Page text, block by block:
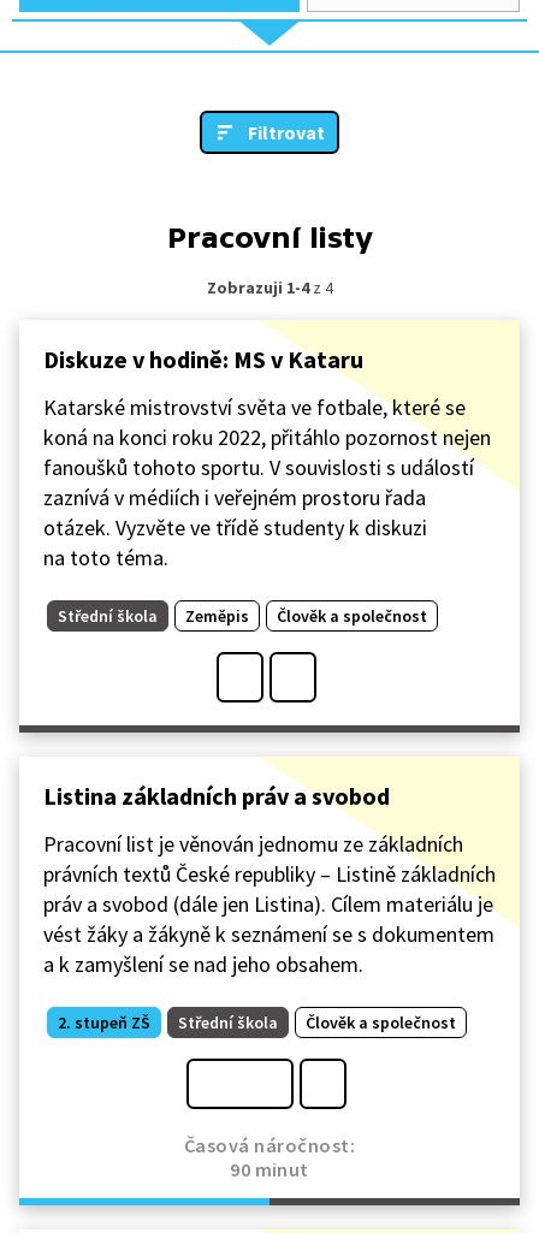
Filtrovat
Pracovní listy
Zobrazuji 1-4z 4
Diskuze v hodině: MS v Kataru
Katarské mistrovství světa ve fotbale, které se
koná na konci roku 2022, přitáhlo pozornost nejen
fanoušků tohoto sportu. V souvislosti s událostí
zaznívá v médiích i veřejném prostoru řada
otázek. Vyzvěte ve třídě studenty k diskuzi
na toto téma.
Střední škola Zeměpis Člověk a společnost
Listina základních práv a svobod
Pracovní list je věnován jednomu ze základních
právních textů České republiky – Listině základních
práv a svobod (dále jen Listina). Cílem materiálu je
vést žáky a žákyně k seznámení se s dokumentem
a k zamyšlení se nad jeho obsahem.
2. stupeň ZŠ Střední škola Člověk a společnost
Časová náročnost:
90 minut